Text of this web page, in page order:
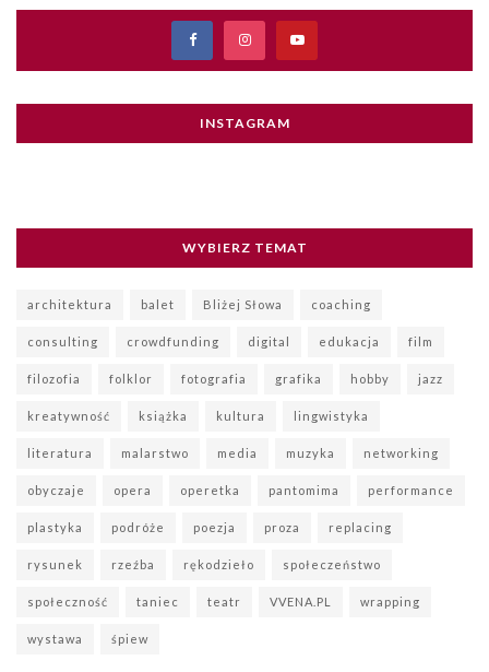
INSTAGRAM
WYBIERZ TEMAT
architektura balet Bliżej Słowa coaching
consulting crowdfunding digital edukacja film
filozofia folklor fotografia grafika hobby jazz
kreatywność książka kultura lingwistyka
literatura malarstwo media muzyka networking
obyczaje opera operetka pantomima performance
plastyka podróże poezja proza replacing
rysunek rzeźba rękodzieło społeczeństwo
społeczność taniec teatr VVENA.PL wrapping
wystawa śpiew